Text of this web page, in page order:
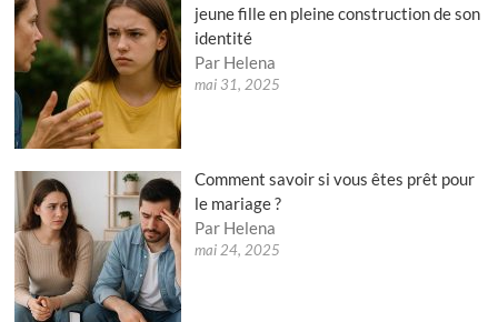
jeune fille en pleine construction de son
identité
Par Helena
mai 31, 2025
Comment savoir si vous êtes prêt pour
le mariage ?
Par Helena
mai 24, 2025